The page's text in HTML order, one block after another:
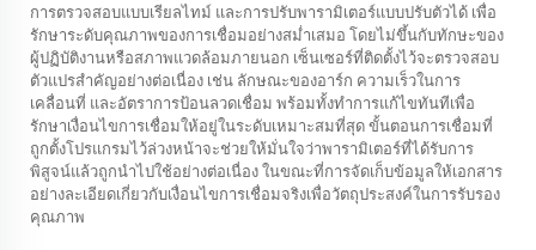
การตรวจสอบแบบเรียลไทม์ และการปรับพารามิเตอร์แบบปรับตัวได้ เพื่อ
รักษาระดับคุณภาพของการเชื่อมอย่างสม่ำเสมอ โดยไม่ขึ้นกับทักษะของ
ผู้ปฏิบัติงานหรือสภาพแวดล้อมภายนอก เซ็นเซอร์ที่ติดตั้งไว้จะตรวจสอบ
ตัวแปรสำคัญอย่างต่อเนื่อง เช่น ลักษณะของอาร์ก ความเร็วในการ
เคลื่อนที่ และอัตราการป้อนลวดเชื่อม พร้อมทั้งทำการแก้ไขทันทีเพื่อ
รักษาเงื่อนไขการเชื่อมให้อยู่ในระดับเหมาะสมที่สุด ขั้นตอนการเชื่อมที่
ถูกตั้งโปรแกรมไว้ล่วงหน้าจะช่วยให้มั่นใจว่าพารามิเตอร์ที่ได้รับการ
พิสูจน์แล้วถูกนำไปใช้อย่างต่อเนื่อง ในขณะที่การจัดเก็บข้อมูลให้เอกสาร
อย่างละเอียดเกี่ยวกับเงื่อนไขการเชื่อมจริงเพื่อวัตถุประสงค์ในการรับรอง
คุณภาพ